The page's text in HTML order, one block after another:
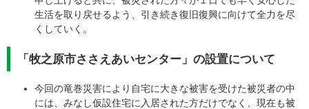
生活を取り戻せるよう、引き続き復旧復興に向けて全力を尽
くしていく。
「牧之原市ささえあいセンター」の設置について
今回の竜巻災害により自宅に大きな被害を受けた被災者の中
には、みなし仮設住宅に入居された方だけでなく、現在も被